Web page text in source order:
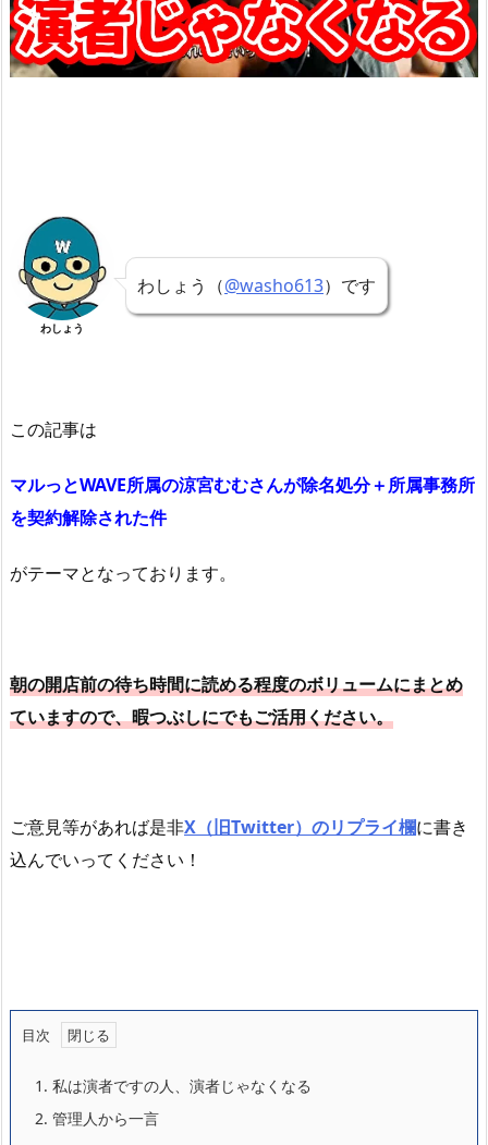
わしょう
わしょう（@washo613）です
この記事は
マルっとWAVE所属の涼宮むむさんが除名処分＋所属事務所
を契約解除された件
がテーマとなっております。
朝の開店前の待ち時間に読める程度のボリュームにまとめ
ていますので、暇つぶしにでもご活用ください。
ご意見等があれば是非X（旧Twitter）のリプライ欄に書き
込んでいってください！
目次
1. 私は演者ですの人、演者じゃなくなる
2. 管理人から一言